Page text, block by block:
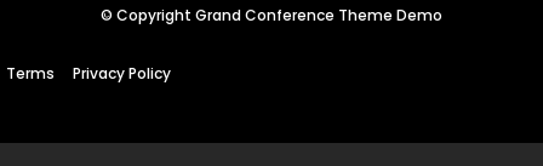
© Copyright Grand Conference Theme Demo
Terms Privacy Policy